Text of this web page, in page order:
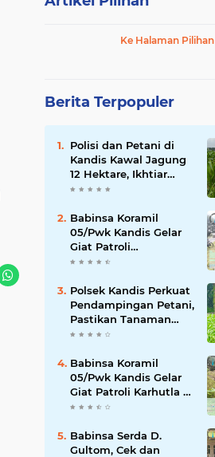
Ke Halaman Pilihan
Berita Terpopuler
Polisi dan Petani di
Kandis Kawal Jagung
12 Hektare, Ikhtiar
Menjaga Ketahanan
Babinsa Koramil
05/Pwk Kandis Gelar
Giat Patroli
Pengamanan Line
Kandis Kandis
Polsek Kandis Perkuat
Pendampingan Petani,
Pastikan Tanaman
Jagung Tumbuh
Swasembada Pangan
Nasional
Babinsa Koramil
05/Pwk Kandis Gelar
Giat Patroli Karhutla di
Wilayah Kelurahan
Babinsa Serda D.
Gultom, Cek dan